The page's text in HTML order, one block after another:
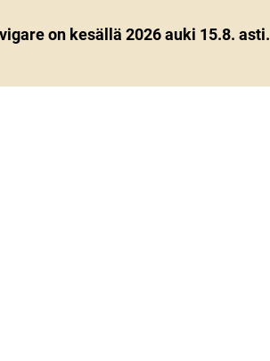
on kesällä 2026 auki 15.8. asti.